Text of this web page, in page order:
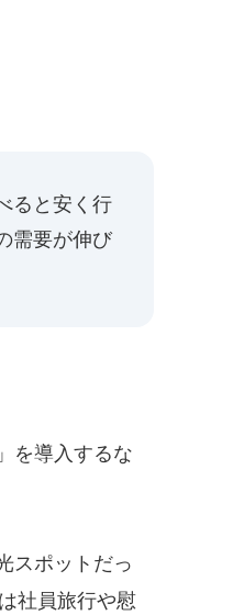
ると安く行
需要が伸び
を導入するな
スポットだっ
社員旅行や慰